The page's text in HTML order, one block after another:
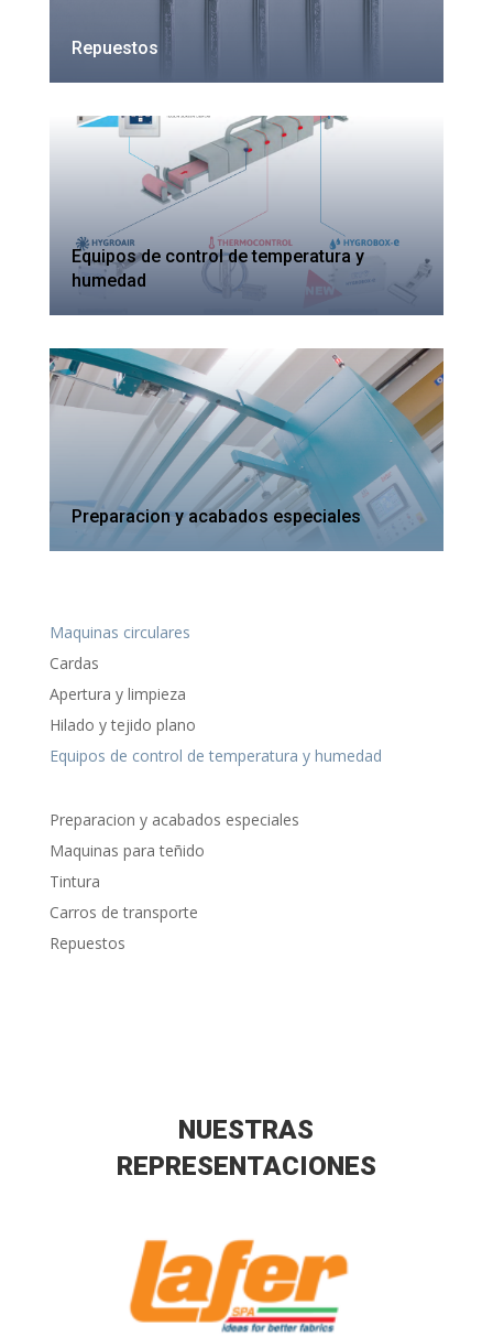
Repuestos
Equipos de control de temperatura y
humedad
Preparacion y acabados especiales
Maquinas circulares
Cardas
Apertura y limpieza
Hilado y tejido plano
Equipos de control de temperatura y humedad
Preparacion y acabados especiales
Maquinas para teñido
Tintura
Carros de transporte
Repuestos
NUESTRAS
REPRESENTACIONES